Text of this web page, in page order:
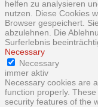
helfen zu analysieren
nutzen. Diese Cookies
Browser gespeichert.
abzulehnen. Die
Surferlebnis
Necessary
Necessary
immer aktiv
Necessary cookies are
function properly.
security features of the